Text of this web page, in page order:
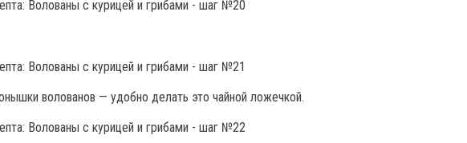
волованов — удобно делать это чайной ложечкой.